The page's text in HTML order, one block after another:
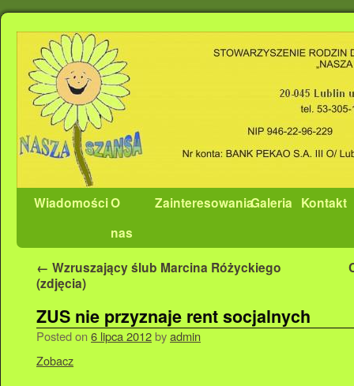
WiadomościO
nas
ZainteresowaniaGaleria Kontakt
← Wzruszający ślub Marcina Różyckiego
(zdjęcia)
ZUS nie przyznaje rent socjalnych
Posted on 6 lipca 2012byadmin
Zobacz